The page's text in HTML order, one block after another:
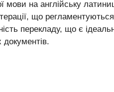
мови на англійську
що регламентуються
перекладу, що є
документів.